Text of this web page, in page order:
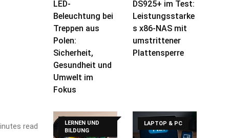
read
LED-
Beleuchtung bei
Treppen aus
Polen:
Sicherheit,
Gesundheit und
Umwelt im
Fokus
DS925+ im Test:
Leistungsstarke
s x86-NAS mit
umstrittener
Plattensperre
LERNEN UND
BILDUNG
LAPTOP & PC